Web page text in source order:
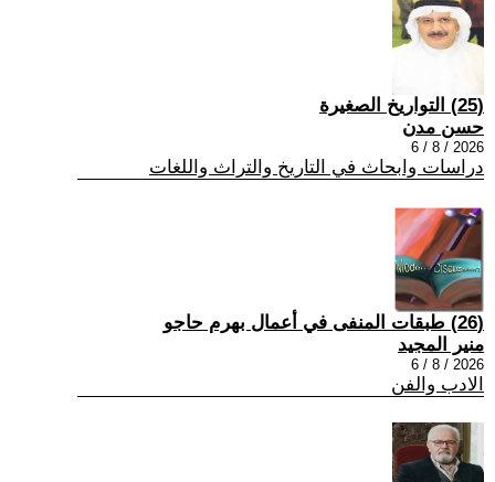
(25) التواريخ الصغيرة
حسن مدن
2026 / 8 / 6
دراسات وابحاث في التاريخ والتراث واللغات
(26) طبقات المنفى في أعمال بهرم حاجو
منير المجيد
2026 / 8 / 6
الادب والفن